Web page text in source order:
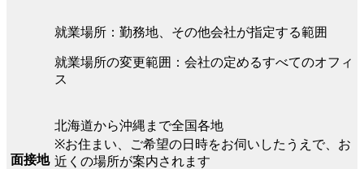
就業場所：勤務地、その他会社が指定する範囲
就業場所の変更範囲：会社の定めるすべてのオフィ
ス
面接地
北海道から沖縄まで全国各地
※お住まい、ご希望の日時をお伺いしたうえで、お
近くの場所が案内されます